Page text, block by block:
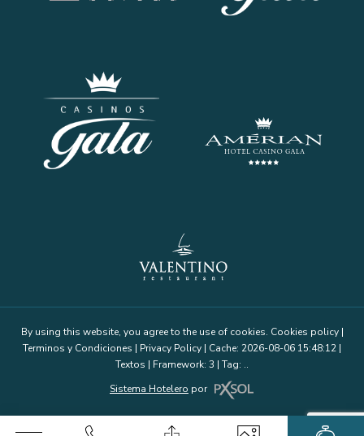
By using this website, you agree to the use of cookies. Cookies policy|
Terminos y Condiciones | Privacy Policy | Cache: 2026-08-06 15:48:12 |
Textos | Framework: 3 | Tag: ..
Sistema Hotelero por